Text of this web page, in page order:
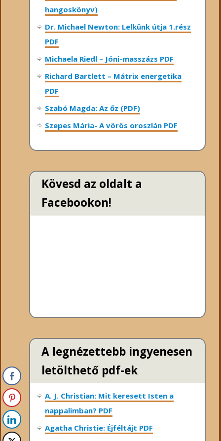
hangoskönyv)
Dr. Michael Newton: Lelkünk útja 1.rész
PDF
Michaela Riedl – Jóni-masszázs PDF
Richard Bartlett – Mátrix energetika
PDF
Szabó Magda: Az őz (PDF)
Szepes Mária- A vörös oroszlán PDF
Kövesd az oldalt a
Facebookon!
A legnézettebb ingyenesen
letölthető pdf-ek
A. J. Christian: Mit keresett Isten a
nappalimban? PDF
Agatha Christie: Éjféltájt PDF